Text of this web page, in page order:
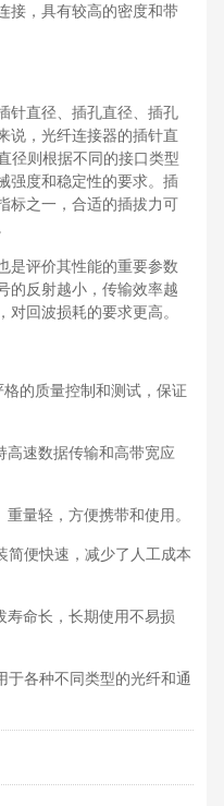
接，具有较高的密度和带
直径、插孔直径、插孔
说，光纤连接器的插针直
则根据不同的接口类型
强度和稳定性的要求。插
标之一，合适的插拔力可
评价其性能的重要参数
的反射越小，传输效率越
回波损耗的要求更高。
的质量控制和测试，保证
速数据传输和高带宽应
量轻，方便携带和使用。
便快速，减少了人工成本
命长，长期使用不易损
各种不同类型的光纤和通